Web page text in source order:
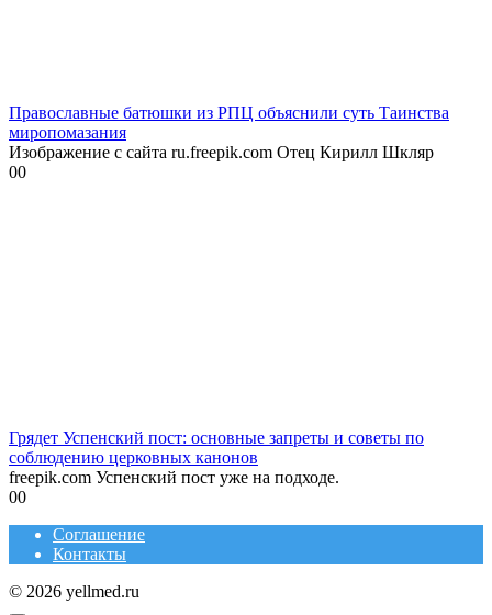
Православные батюшки из РПЦ объяснили суть Таинства
миропомазания
Изображение с сайта ru.freepik.com Отец Кирилл Шкляр
00
Грядет Успенский пост: основные запреты и советы по
соблюдению церковных канонов
freepik.com Успенский пост уже на подходе.
00
Соглашение
Контакты
© 2026 yellmed.ru